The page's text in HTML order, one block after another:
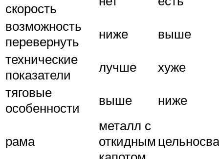
скорость
возможность
перевернуть
ниже
выше
технические
показатели
лучше
хуже
тяговые
особенности
выше ниже
рама
металл с
откидным